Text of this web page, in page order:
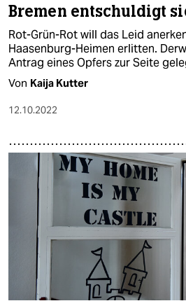
Bremen entschuldigt
Rot-Grün-Rot will das Leid
Haasenburg-Heimen erlitten.
Antrag eines Opfers zur Seite
Von Kaija Kutter
12.10.2022